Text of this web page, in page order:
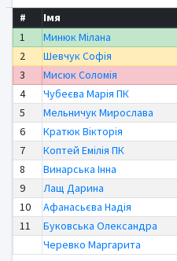
# Імя
1
Минюк Мілана
2
Шевчук Софія
3
Мисюк Соломія
4
Чубеєва Марія ПК
5
Мельничук Мирослава
6
Кратюк Вікторія
7
Коптей Емілія ПК
8
Винарська Інна
9
Лащ Дарина
10
Афанасьєва Надія
11
Буковська Олександра
Черевко Маргарита